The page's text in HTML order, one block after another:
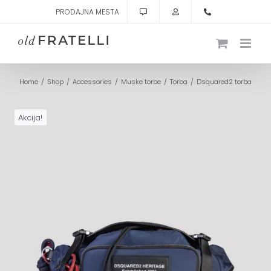
content
PRODAJNA MESTA
Home Shop Accessories Muske torbe Torba Dsquared2 torba
Akcija!